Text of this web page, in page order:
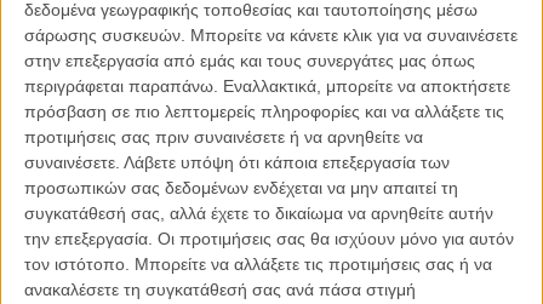
δεδομένα γεωγραφικής τοποθεσίας και ταυτοποίησης μέσω
σάρωσης συσκευών. Μπορείτε να κάνετε κλικ για να συναινέσετε
στην επεξεργασία από εμάς και τους συνεργάτες μας όπως
περιγράφεται παραπάνω. Εναλλακτικά, μπορείτε να αποκτήσετε
πρόσβαση σε πιο λεπτομερείς πληροφορίες και να αλλάξετε τις
προτιμήσεις σας πριν συναινέσετε ή να αρνηθείτε να
συναινέσετε. Λάβετε υπόψη ότι κάποια επεξεργασία των
προσωπικών σας δεδομένων ενδέχεται να μην απαιτεί τη
συγκατάθεσή σας, αλλά έχετε το δικαίωμα να αρνηθείτε αυτήν
την επεξεργασία. Οι προτιμήσεις σας θα ισχύουν μόνο για αυτόν
τον ιστότοπο. Μπορείτε να αλλάξετε τις προτιμήσεις σας ή να
ανακαλέσετε τη συγκατάθεσή σας ανά πάσα στιγμή
προσομοίωση της φύσης, ένα ψηφιακό πεδίο για να δράσουν οι
μελλοθάνατοι έφηβοι.
Η Τζένιφερ Λόρενς στο ρόλο της Κάτνις Εβερντιν ξεπερνά και
προσδοκίες και απαιτήσεις. Η 22χρονη ηθοποιός είχε αποδείξει το
ερμηνευτικό ταλέντο της στο «Winter’s Bone» και αντιμετωπίζει ένα
ρόλο που θα μπορούσε να είναι βγαλμένος από κόμικ με
σοβαρότητα, βάθος και μια γοητευτική νεανική απλότητα.
Ταυτόχρονα, βέβαια, έχει τη δύναμη μιας action ηρωίδας που θα
ζήλευε η Αντζελίνα Τζολί. Αθωότητα και σεξ απίλ σε οσκαρική
συσκευασία.